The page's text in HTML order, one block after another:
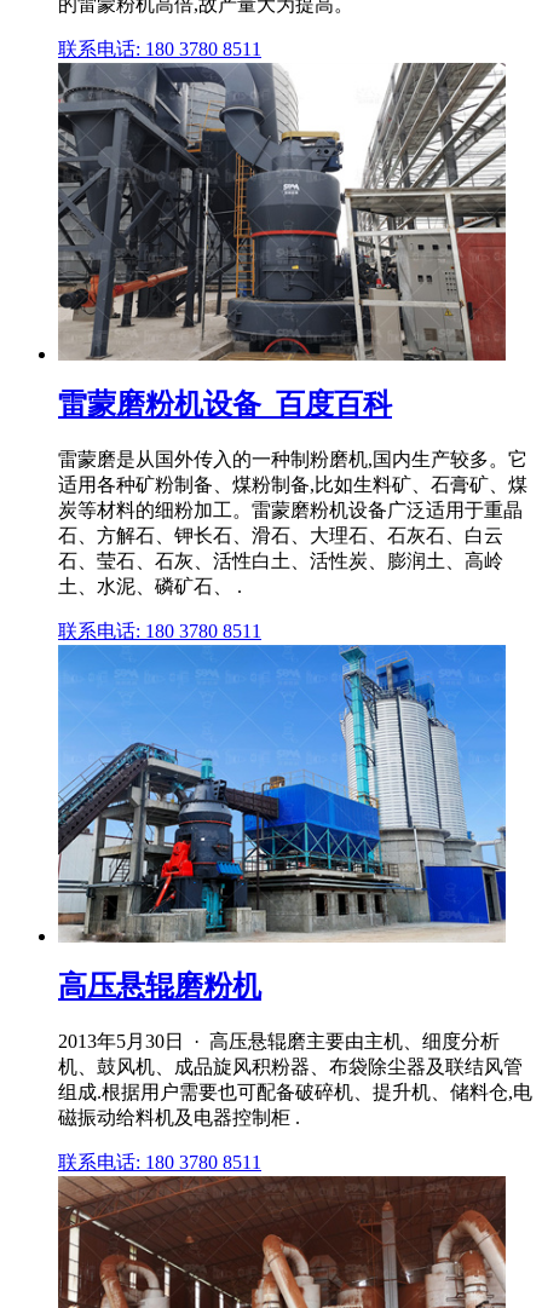
的雷蒙粉机高倍,故产量大为提高。
联系电话: 180 3780 8511
雷蒙磨粉机设备_百度百科
雷蒙磨是从国外传入的一种制粉磨机,国内生产较多。它
适用各种矿粉制备、煤粉制备,比如生料矿、石膏矿、煤
炭等材料的细粉加工。雷蒙磨粉机设备广泛适用于重晶
石、方解石、钾长石、滑石、大理石、石灰石、白云
石、莹石、石灰、活性白土、活性炭、膨润土、高岭
土、水泥、磷矿石、 .
联系电话: 180 3780 8511
高压悬辊磨粉机
2013年5月30日 · 高压悬辊磨主要由主机、细度分析
机、鼓风机、成品旋风积粉器、布袋除尘器及联结风管
组成.根据用户需要也可配备破碎机、提升机、储料仓,电
磁振动给料机及电器控制柜 .
联系电话: 180 3780 8511